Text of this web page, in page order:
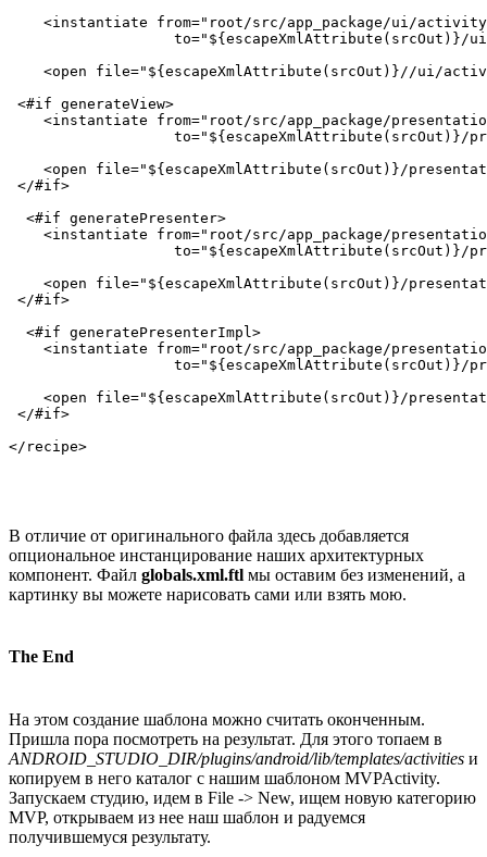
<instantiate from="root/src/app_package/ui/
to="${escapeXmlAttribute(srcOut)}/
<open file="${escapeXmlAttribute(srcOut)}//ui/
<#if generateView>
<instantiate from="root/src/app_package/
to="${escapeXmlAttribute(srcOut)}/
<open file="${escapeXmlAttribute(srcOut)}/
</#if>
  <#if generatePresenter>
<instantiate from="root/src/app_package/
to="${escapeXmlAttribute(srcOut)}/
<open file="${escapeXmlAttribute(srcOut)}/
</#if>
  <#if generatePresenterImpl>
<instantiate from="root/src/app_package/
to="${escapeXmlAttribute(srcOut)}/
<open file="${escapeXmlAttribute(srcOut)}/
</#if>
В отличие от оригинального файла здесь добавляется
опциональное инстанцирование наших архитектурных
компонент. Файл globals.xml.ftl мы оставим без изменений, а
картинку вы можете нарисовать сами или взять мою.
The End
На этом создание шаблона можно считать оконченным.
Пришла пора посмотреть на результат. Для этого топаем в
ANDROID_STUDIO_DIR/plugins/android/lib/templates/activities и
копируем в него каталог с нашим шаблоном MVPActivity.
Запускаем студию, идем в File -> New, ищем новую категорию
MVP, открываем из нее наш шаблон и радуемся
получившемуся результату.